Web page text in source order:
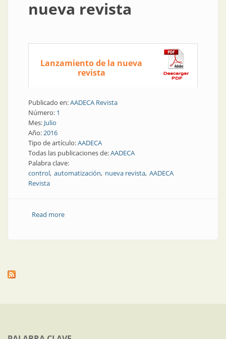
nueva revista
Lanzamiento de la nueva
revista
Publicado en:AADECA Revista
Número: 1
Mes: Julio
Año:2016
Tipo de artículo:AADECA
Todas las publicaciones de:AADECA
Palabra clave:
control automatización nueva revista AADECA
Revista
Read moreabout AADECA Informa | AADECA agasajó a sus socios